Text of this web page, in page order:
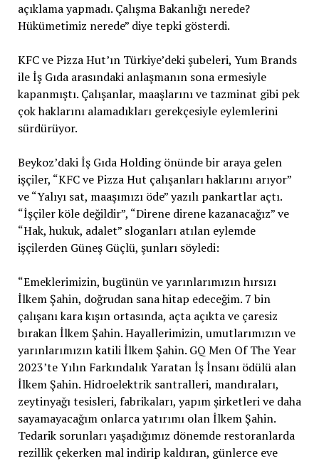
açıklama yapmadı. Çalışma Bakanlığı nerede?
Hükümetimiz nerede” diye tepki gösterdi.
KFC ve Pizza Hut’ın Türkiye’deki şubeleri, Yum Brands
ile İş Gıda arasındaki anlaşmanın sona ermesiyle
kapanmıştı. Çalışanlar, maaşlarını ve tazminat gibi pek
çok haklarını alamadıkları gerekçesiyle eylemlerini
sürdürüyor.
Beykoz’daki İş Gıda Holding önünde bir araya gelen
işçiler, “KFC ve Pizza Hut çalışanları haklarını arıyor”
ve “Yalıyı sat, maaşımızı öde” yazılı pankartlar açtı.
“İşçiler köle değildir”, “Direne direne kazanacağız” ve
“Hak, hukuk, adalet” sloganları atılan eylemde
işçilerden Güneş Güçlü, şunları söyledi:
“Emeklerimizin, bugünün ve yarınlarımızın hırsızı
İlkem Şahin, doğrudan sana hitap edeceğim. 7 bin
çalışanı kara kışın ortasında, açta açıkta ve çaresiz
bırakan İlkem Şahin. Hayallerimizin, umutlarımızın ve
yarınlarımızın katili İlkem Şahin. GQ Men Of The Year
2023’te Yılın Farkındalık Yaratan İş İnsanı ödülü alan
İlkem Şahin. Hidroelektrik santralleri, mandıraları,
zeytinyağı tesisleri, fabrikaları, yapım şirketleri ve daha
sayamayacağım onlarca yatırımı olan İlkem Şahin.
Tedarik sorunları yaşadığımız dönemde restoranlarda
rezillik çekerken mal indirip kaldıran, günlerce eve